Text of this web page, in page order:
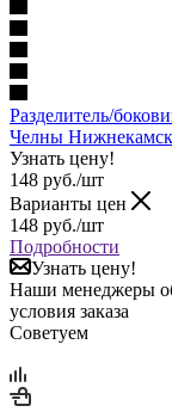
Разделитель/
Челны
Узнать цену!
148 руб./шт
Варианты цен
148 руб./шт
Подробности
Узнать цену!
Наши менеджеры
условия заказа
Советуем